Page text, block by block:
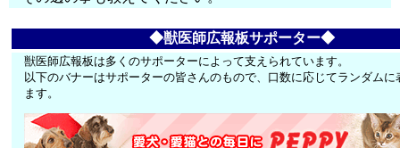
◆獣医師広報板サポーター◆
獣医師広報板は多くのサポーターによって支えられています。
以下のバナーはサポーターの皆さんのもので、口数に応じてランダムに
ます。